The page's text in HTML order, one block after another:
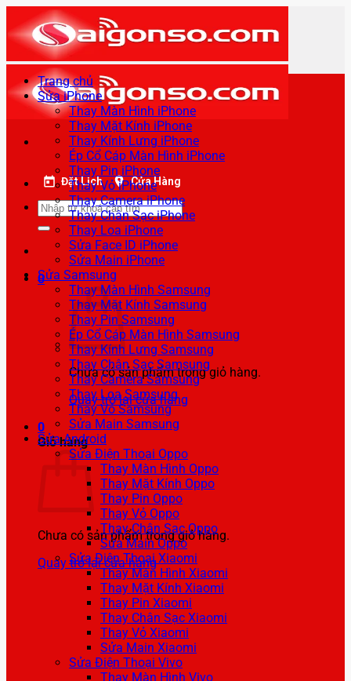
qua
nội
dung
Đặt Lịch Cửa Hàng
Tìm
kiếm:
0
Chưa có sản phẩm trong giỏ hàng.
Quay trở lại cửa hàng
0
Giỏ hàng
Chưa có sản phẩm trong giỏ hàng.
Quay trở lại cửa hàng
Trang chủ
Sửa iPhone
Thay Màn Hình iPhone
Thay Mặt Kính iPhone
Thay Kính Lưng iPhone
Ép Cổ Cáp Màn Hình iPhone
Thay Pin iPhone
Thay Vỏ iPhone
Thay Camera iPhone
Thay Chân Sạc iPhone
Thay Loa iPhone
Sửa Face ID iPhone
Sửa Main iPhone
Sửa Samsung
Thay Màn Hình Samsung
Thay Mặt Kính Samsung
Thay Pin Samsung
Ép Cổ Cáp Màn Hình Samsung
Thay Kính Lưng Samsung
Thay Chân Sạc Samsung
Thay Camera Samsung
Thay Loa Samsung
Thay Vỏ Samsung
Sửa Main Samsung
Sửa Android
Sửa Điện Thoại Oppo
Thay Màn Hình Oppo
Thay Mặt Kính Oppo
Thay Pin Oppo
Thay Vỏ Oppo
Thay Chân Sạc Oppo
Sửa Main Oppo
Sửa Điện Thoại Xiaomi
Thay Màn Hình Xiaomi
Thay Mặt Kính Xiaomi
Thay Pin Xiaomi
Thay Chân Sạc Xiaomi
Thay Vỏ Xiaomi
Sửa Main Xiaomi
Sửa Điện Thoại Vivo
Thay Màn Hình Vivo